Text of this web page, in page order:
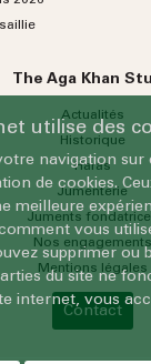
The Aga Khan
Actualités
Historique
Haras
Jumenterie
Juments
Nos engagements
Mentions légales
Contact
utilise des
navigation sur
de cookies.
meilleure
vous
supprimer ou
du site ne
internet, vous